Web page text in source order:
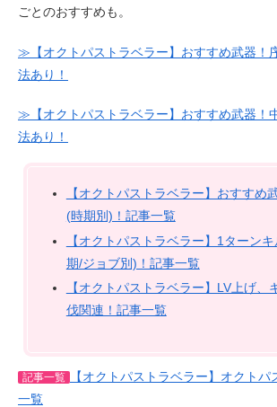
ごとのおすすめも。
≫【オクトパストラベラー】おすすめ武器！
法あり！
≫【オクトパストラベラー】おすすめ武器！
法あり！
【オクトパストラベラー】おすすめ
(時期別)！記事一覧
【オクトパストラベラー】1ターン
期/ジョブ別)！記事一覧
【オクトパストラベラー】LV上げ、
伐関連！記事一覧
記事一覧
【オクトパストラベラー】オクト
一覧